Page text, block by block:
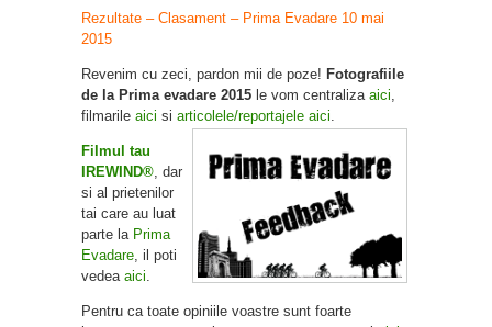
Rezultate – Clasament – Prima Evadare 10 mai
2015
Revenim cu zeci, pardon mii de poze! Fotografiile
de la Prima evadare 2015 le vom centraliza aici
filmarile aici si articolele/reportajele aici
Filmul tau
IREWIND® , dar
si al prietenilor
tai care au luat
parte la Prima
Evadare , il poti
vedea aici
Pentru ca toate opiniile voastre sunt foarte